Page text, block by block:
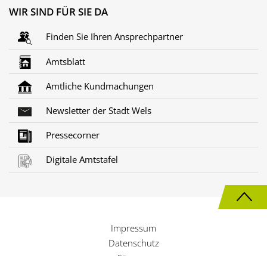
WIR SIND FÜR SIE DA
Finden Sie Ihren Ansprechpartner
Amtsblatt
Amtliche Kundmachungen
Newsletter der Stadt Wels
Pressecorner
Digitale Amtstafel
Impressum
Datenschutz